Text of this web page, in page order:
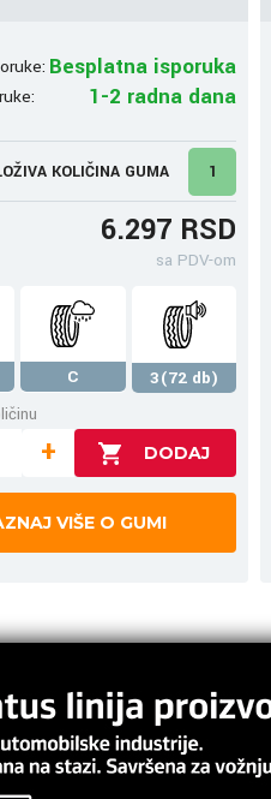
Besplatna isporuka
1-2 radna dana
KOLIČINA GUMA 1
6.297 RSD
sa PDV-om
C
3(72 db)
+
VIŠE O GUMI